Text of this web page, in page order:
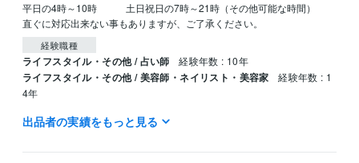
平日の4時～10時　　　土日祝日の7時～21時（その他可能な時間）
直ぐに対応出来ない事もありますが、ご了承ください。
経験職種
ライフスタイル・その他 / 占い師 経験年数 : 10年
ライフスタイル・その他 / 美容師・ネイリスト・美容家
経験年数 : 1
4年
資格・検定
出品者の実績をもっと見る